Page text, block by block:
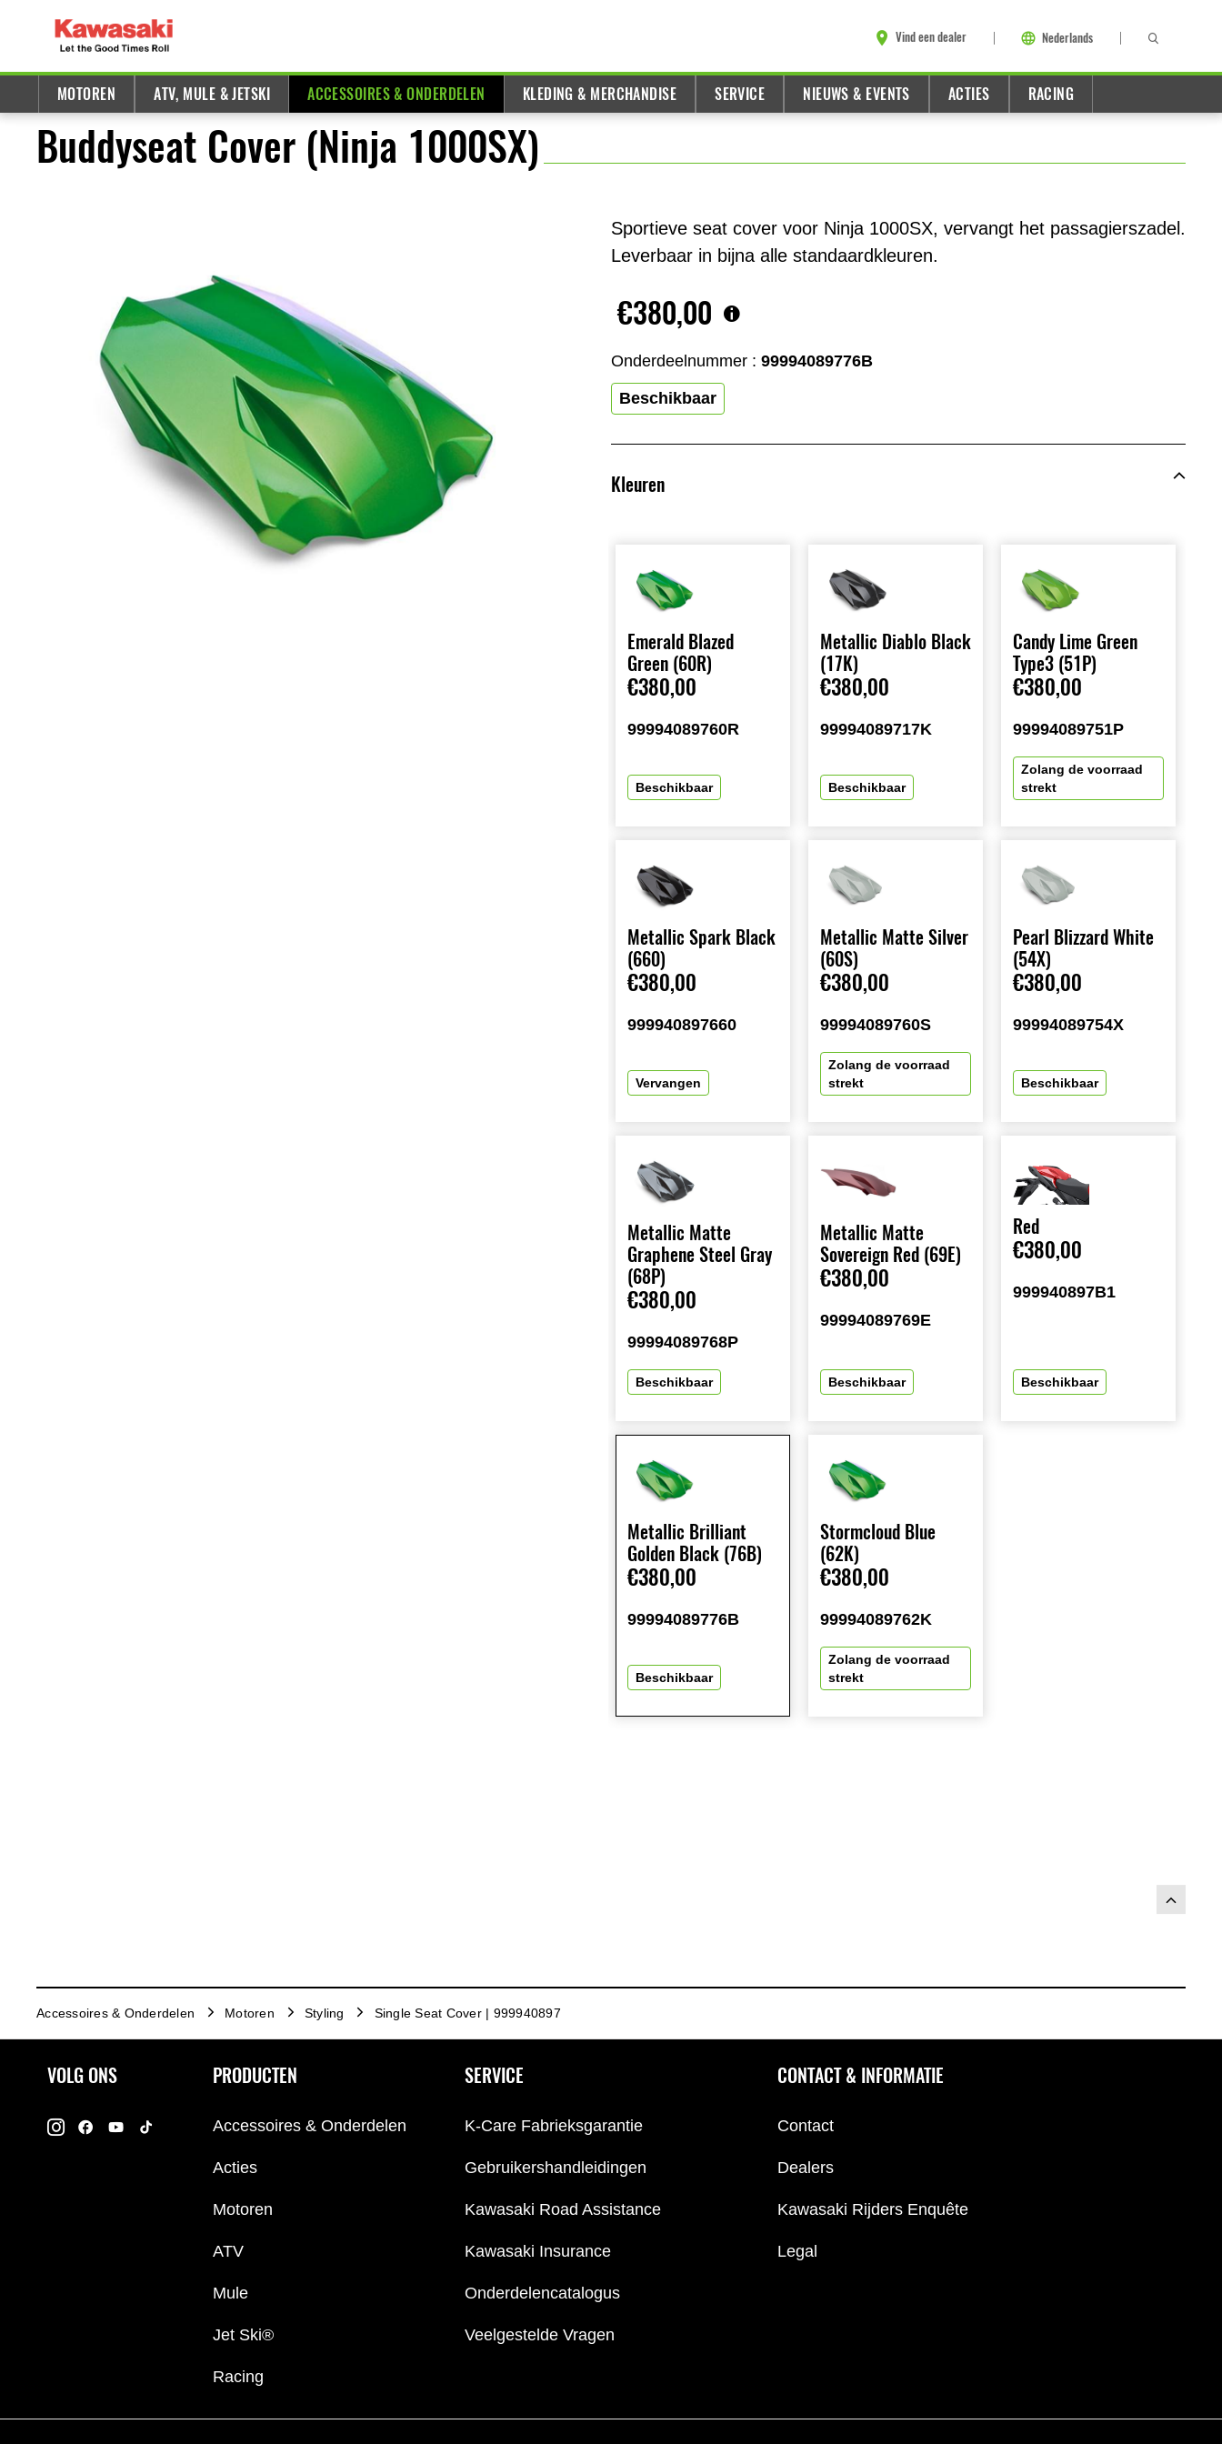
Vind een dealer Nederlands
MOTOREN ATV, MULE & JETSKI ACCESSOIRES & ONDERDELEN KLEDING & MERCHANDISE SERVICE NIEUWS & EVENTS ACTIES RACING
Buddyseat Cover (Ninja 1000SX)
Sportieve seat cover voor Ninja 1000SX, vervangt het passagierszadel.
Leverbaar in bijna alle standaardkleuren.
€380,00
Onderdeelnummer : 99994089776B
Beschikbaar
Kleuren
Emerald Blazed
Green (60R)
€380,00
99994089760R
Beschikbaar
Metallic Diablo Black
(17K)
€380,00
99994089717K
Beschikbaar
Candy Lime Green
Type3 (51P)
€380,00
99994089751P
Zolang de voorraad
strekt
Metallic Spark Black
(660)
€380,00
999940897660
Vervangen
Metallic Matte Silver
(60S)
€380,00
99994089760S
Zolang de voorraad
strekt
Pearl Blizzard White
(54X)
€380,00
99994089754X
Beschikbaar
Metallic Matte
Graphene Steel Gray
(68P)
€380,00
99994089768P
Beschikbaar
Metallic Matte
Sovereign Red (69E)
€380,00
99994089769E
Beschikbaar
Red
€380,00
999940897B1
Beschikbaar
Metallic Brilliant
Golden Black (76B)
€380,00
99994089776B
Beschikbaar
Stormcloud Blue
(62K)
€380,00
99994089762K
Zolang de voorraad
strekt
Accessoires & Onderdelen Motoren Styling Single Seat Cover | 999940897
VOLG ONS PRODUCTEN
Accessoires & Onderdelen
Acties
Motoren
ATV
Mule
Jet Ski®
Racing
SERVICE
K-Care Fabrieksgarantie
Gebruikershandleidingen
Kawasaki Road Assistance
Kawasaki Insurance
Onderdelencatalogus
Veelgestelde Vragen
CONTACT & INFORMATIE
Contact
Dealers
Kawasaki Rijders Enquête
Legal